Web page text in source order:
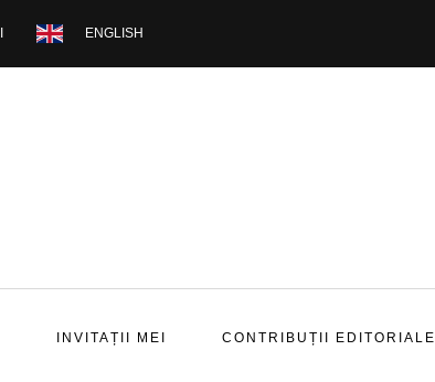
ENGLISH
INVITAȚII MEI CONTRIBUȚII EDITORIALE